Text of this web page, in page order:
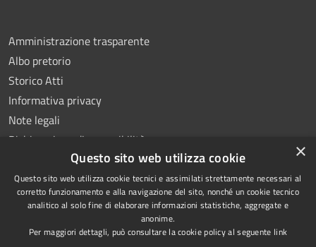
Amministrazione trasparente
Albo pretorio
Storico Atti
Informativa privacy
Note legali
Dichiarazione di accessibilità
RSS
Accessibilità
Copyright © 2026 • Comune di
Montoro • Powered by
×
Questo sito web utilizza cookie
Questo sito web utilizza cookie tecnici e assimilati strettamente necessari al
corretto funzionamento e alla navigazione del sito, nonché un cookie tecnico
analitico al solo fine di elaborare informazioni statistiche, aggregate e
anonime.
Per maggiori dettagli, può consultare la cookie policy al seguente link